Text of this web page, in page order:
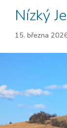
Nízký
15. března